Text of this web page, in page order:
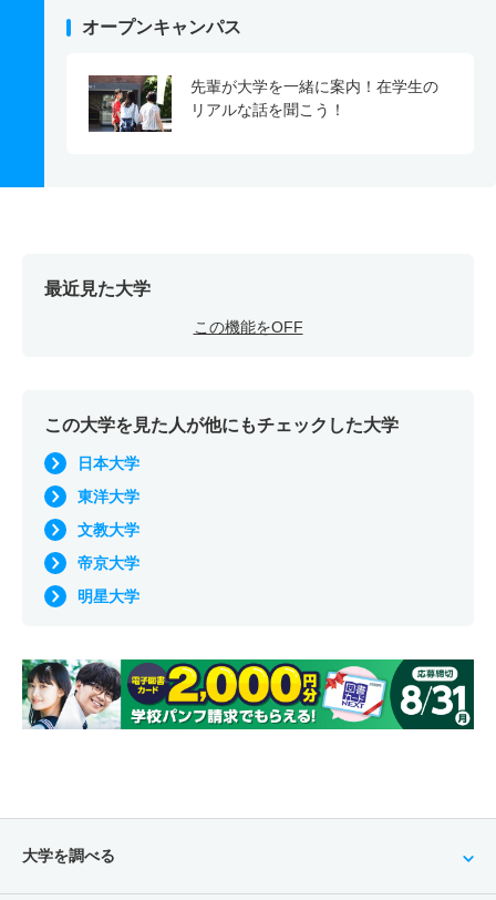
オープンキャンパス
先輩が大学を一緒に案内！在学生の
リアルな話を聞こう！
最近見た大学
この機能をOFF
この大学を見た人が他にもチェックした大学
日本大学
東洋大学
文教大学
帝京大学
明星大学
大学を調べる